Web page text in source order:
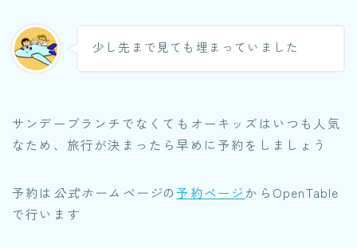
少し先まで見ても埋まっていました
サンデーブランチでなくてもオーキッズはいつも人気
なため、旅行が決まったら早めに予約をしましょう
予約は 公式ホームページの予約ページ からOpenTable
で行います